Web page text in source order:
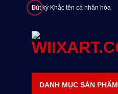
Bút ký Khắc tên cá nhân hóa
DANH MỤC SẢN PHẨM